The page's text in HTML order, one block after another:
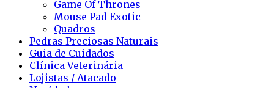
Game Of Thrones
Mouse Pad Exotic
Quadros
Pedras Preciosas Naturais
Guia de Cuidados
Clínica Veterinária
Lojistas / Atacado